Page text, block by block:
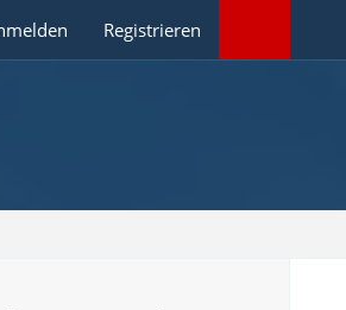
Registrieren